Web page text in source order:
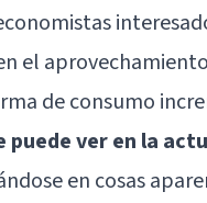
el
de consumo
puede ver en la
en cosas